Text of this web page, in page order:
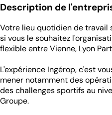
Description de
Votre lieu quotidien de travail
si vous le souhaitez
flexible entre Vienne, Lyon
L'expérience Ingérop, c'est
mener notamment des
des challenges sportifs au
Groupe.